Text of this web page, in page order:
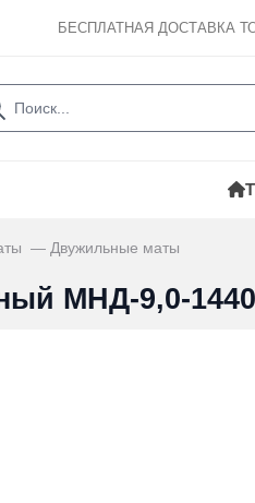
БЕСПЛАТНАЯ ДОСТАВКА
Двужильные маты
МНД-9,0-